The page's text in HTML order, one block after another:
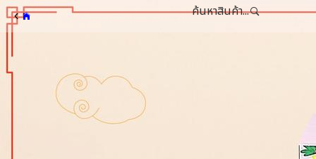
ค้นหาสินค้า...